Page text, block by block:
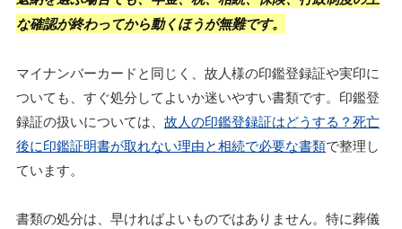
な確認が終わってから動くほうが無難です。
マイナンバーカードと同じく、故人様の印鑑登録証や実印に
ついても、すぐ処分してよいか迷いやすい書類です。印鑑登
録証の扱いについては、 故人の印鑑登録証はどうする？死亡
後に印鑑証明書が取れない理由と相続で必要な書類で整理し
ています。
書類の処分は、早ければよいものではありません。特に葬儀